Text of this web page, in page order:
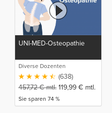
UNI-MED-Osteopathie
Diverse Dozenten
(638)
457,72€mtl. 119,99 € mtl.
Sie sparen 74 %